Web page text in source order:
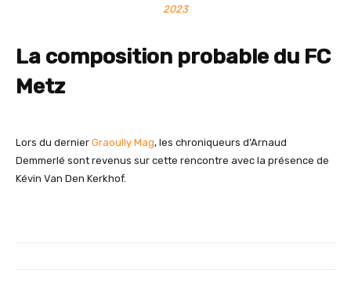
2023
La composition probable du FC
Metz
Lors du dernier Graoully Mag, les chroniqueurs d’Arnaud
Demmerlé sont revenus sur cette rencontre avec la présence de
Kévin Van Den Kerkhof.